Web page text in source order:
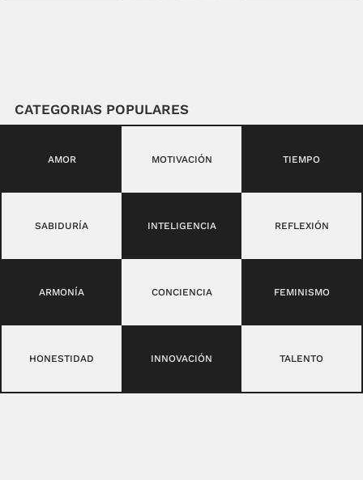
CATEGORIAS POPULARES
AMOR MOTIVACIÓN TIEMPO
SABIDURÍA INTELIGENCIA REFLEXIÓN
ARMONÍA CONCIENCIA FEMINISMO
HONESTIDAD INNOVACIÓN TALENTO